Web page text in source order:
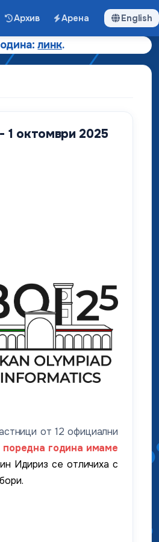
Архив Арена English
линк.
1 октомври 2025
от 12 официални
година имаме
Идириз се отличиха с